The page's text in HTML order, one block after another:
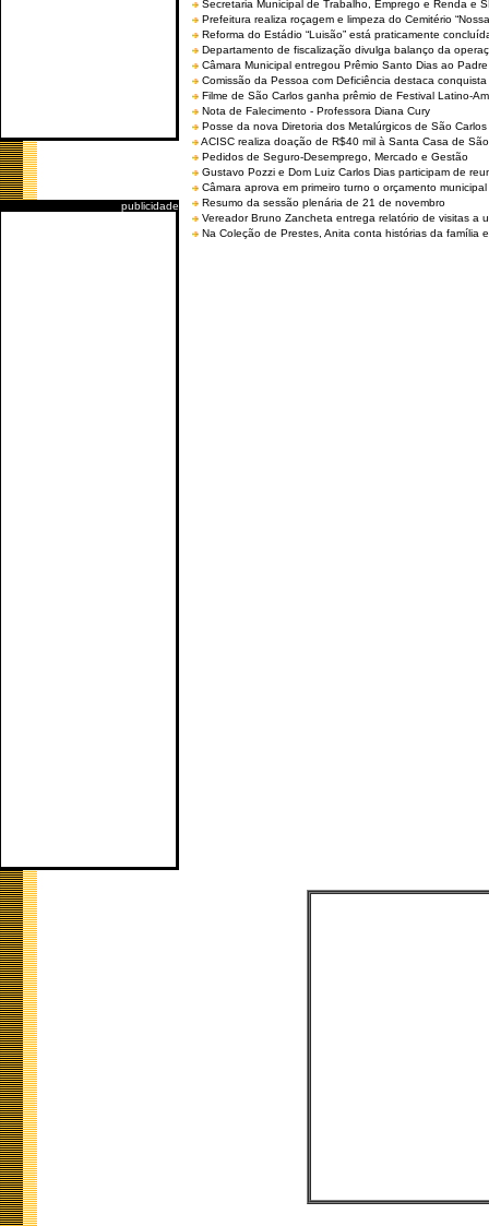
publicidade
Secretaria Municipal de Trabalho, Emprego e Renda e
Prefeitura realiza roçagem e limpeza do Cemitério
Reforma do Estádio “Luisão” está praticamente
Departamento de fiscalização divulga balanço da
Câmara Municipal entregou Prêmio Santo Dias ao
Comissão da Pessoa com Deficiência destaca
Filme de São Carlos ganha prêmio de Festival Latino-
Nota de Falecimento - Professora Diana Cury
Posse da nova Diretoria dos Metalúrgicos de São
ACISC realiza doação de R$40 mil à Santa Casa de
Pedidos de Seguro-Desemprego, Mercado e Gestão
Gustavo Pozzi e Dom Luiz Carlos Dias participam de
Câmara aprova em primeiro turno o orçamento
Resumo da sessão plenária de 21 de novembro
Vereador Bruno Zancheta entrega relatório de visitas a
Na Coleção de Prestes, Anita conta histórias da família